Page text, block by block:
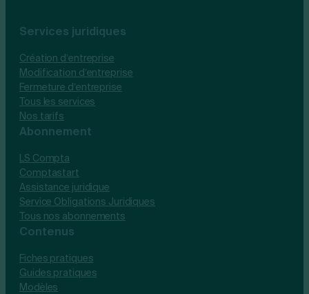
Services juridiques
Création d’entreprise
Modification d’entreprise
Fermeture d’entreprise
Tous les services
Nos tarifs
Abonnement
LS Compta
Comptastart
Assistance juridique
Service Obligations Juridiques
Tous nos abonnements
Contenus
Fiches pratiques
Guides pratiques
Modèles